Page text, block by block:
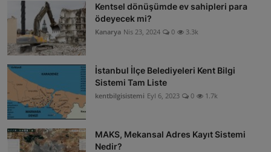
Kentsel dönüşümde ev sahipleri para
ödeyecek mi?
Kanarya Nis 23, 2024 0 3.3k
İstanbul İlçe Belediyeleri Kent Bilgi
Sistemi Tam Liste
kentbilgisistemi Eyl 6, 2023 0 1.7k
MAKS, Mekansal Adres Kayıt Sistemi
Nedir?